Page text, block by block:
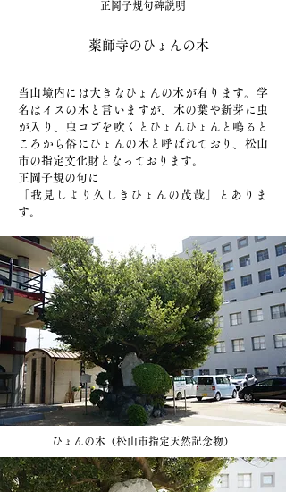
正岡子規​句碑説明
​薬師寺のひょんの木
​当山境内には大きなひょんの木が有ります。学
名はイスの木と言いますが、木の葉や新芽に虫
が入り、虫コブを吹くとひょんひょんと鳴ると
ころから俗にひょんの木と呼ばれており、松山
市の指定文化財となっております。
正岡子規の句に
​「我見しより久しきひょんの茂哉」とありま
す。
​ひょんの木（松山市指定天然記念物）